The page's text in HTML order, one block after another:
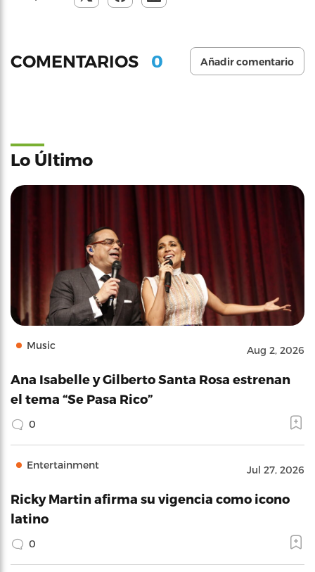
COMENTARIOS 0 Añadir comentario
Lo Último
Music Aug 2, 2026
Ana Isabelle y Gilberto Santa Rosa estrenan
el tema “Se Pasa Rico”
0
Entertainment Jul 27, 2026
Ricky Martin afirma su vigencia como icono
latino
0